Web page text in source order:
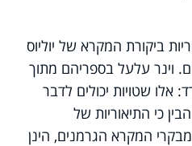
ביקורת המקרא של יוליוס
וינר עלעל בספריהם מתוך
אלו שטויות יכולים לדבר
כי התיאוריות של
המקרא הגרמנים, הינן